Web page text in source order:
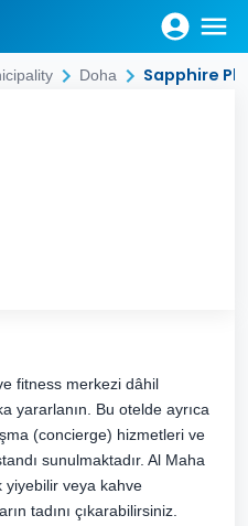
Doha Sapphire
fitness merkezi dâhil
yararlanın. Bu otelde ayrıca
(concierge) hizmetleri ve
sunulmaktadır. Al Maha
yiyebilir veya kahve
tadını çıkarabilirsiniz.